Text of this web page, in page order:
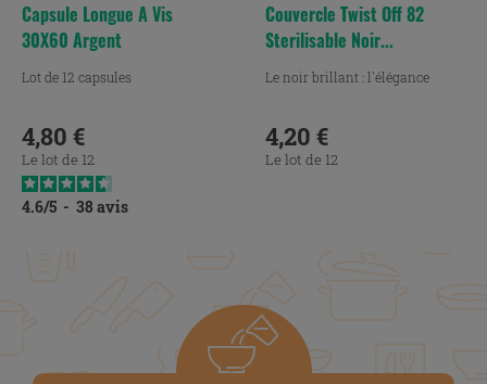
Capsule Longue A Vis
30X60 Argent
Lot de 12 capsules
Prix
4,80 €
Le lot de 12
4.6/5 - 38 avis
Couvercle Twist Off 82
Sterilisable Noir...
Le noir brillant : l'élégance
Prix
4,20 €
Le lot de 12